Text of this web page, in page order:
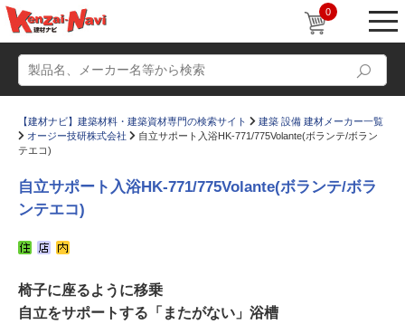
0
すまいリング
Q＆A 販売・施工代理店募集
【建材ナビ】建築材料・建築資材専門の検索サイト
建築 設備 建材メーカー一覧
オージー技研株式会社
自立サポート入浴HK-771/775Volante(ボランテ/ボラン
テエコ)
自立サポート入浴HK-771/775Volante(ボランテ/ボラ
ンテエコ)
椅子に座るように移乗
自立をサポートする「またがない」浴槽